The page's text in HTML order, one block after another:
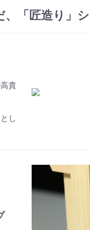
「匠造り」
貴
し